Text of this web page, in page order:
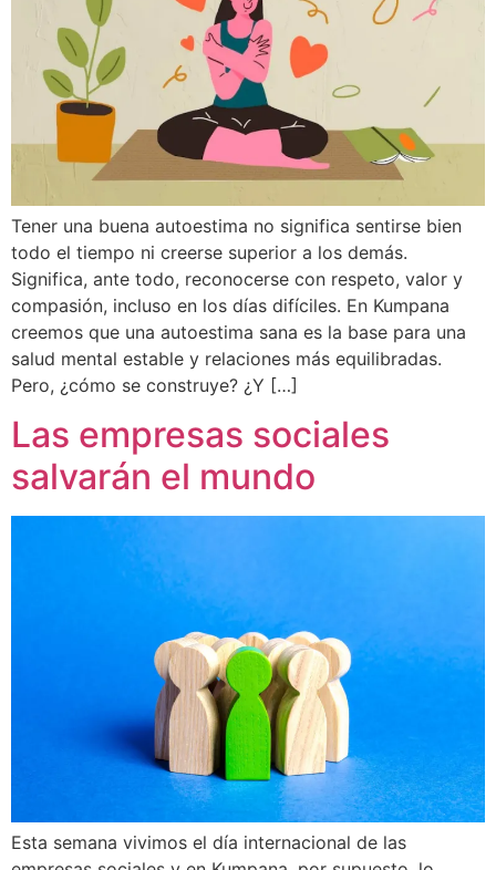
Tener una buena autoestima no significa sentirse bien
todo el tiempo ni creerse superior a los demás.
Significa, ante todo, reconocerse con respeto, valor y
compasión, incluso en los días difíciles. En Kumpana
creemos que una autoestima sana es la base para una
salud mental estable y relaciones más equilibradas.
Pero, ¿cómo se construye? ¿Y […]
Las empresas sociales
salvarán el mundo
Esta semana vivimos el día internacional de las